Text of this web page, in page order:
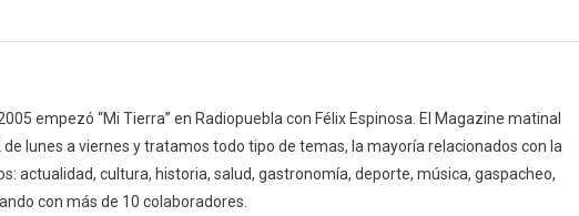
empezó “Mi Tierra” en Radiopuebla con Félix Espinosa. El Magazine matinal
de lunes a viernes y tratamos todo tipo de temas, la mayoría relacionados con la
actualidad, cultura, historia, salud, gastronomía, deporte, música, gaspacheo,
con más de 10 colaboradores.